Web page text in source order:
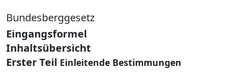
Bundesberggesetz
Eingangsformel
Inhaltsübersicht
Erster Teil Einleitende Bestimmungen